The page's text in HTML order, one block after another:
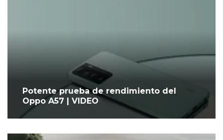
Potente prueba de rendimiento del
Oppo A57 | VIDEO